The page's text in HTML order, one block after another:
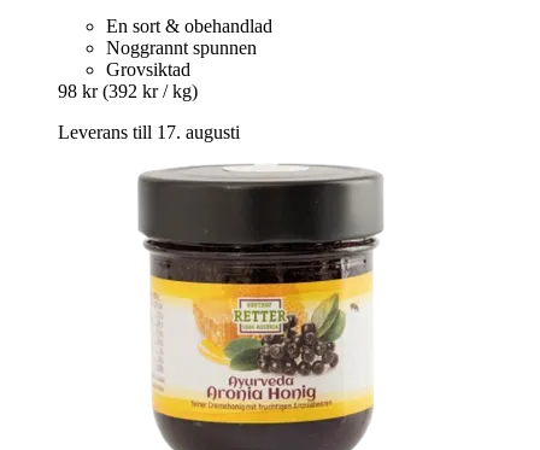
En sort & obehandlad
Noggrannt spunnen
Grovsiktad
98 kr (392 kr / kg)
Leverans till 17. augusti